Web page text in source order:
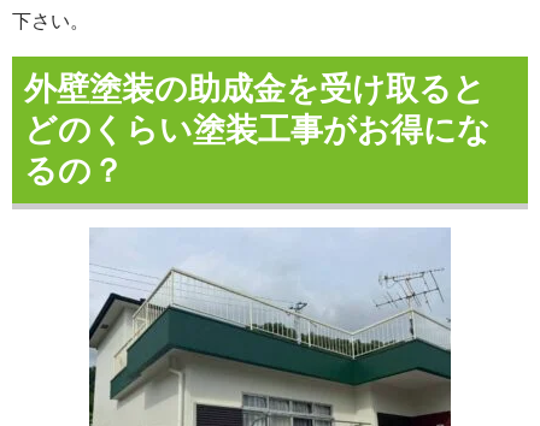
下さい。
外壁塗装の助成金を受け取ると
どのくらい塗装工事がお得にな
るの？